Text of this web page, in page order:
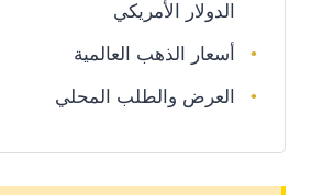
الدولار الأمريكي
أسعار الذهب العالمية
العرض والطلب المحلي